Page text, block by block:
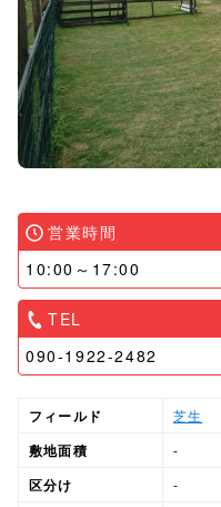
営業時間
10:00～17:00
TEL
090-1922-2482
フィールド 芝生
敷地面積 -
区分け -